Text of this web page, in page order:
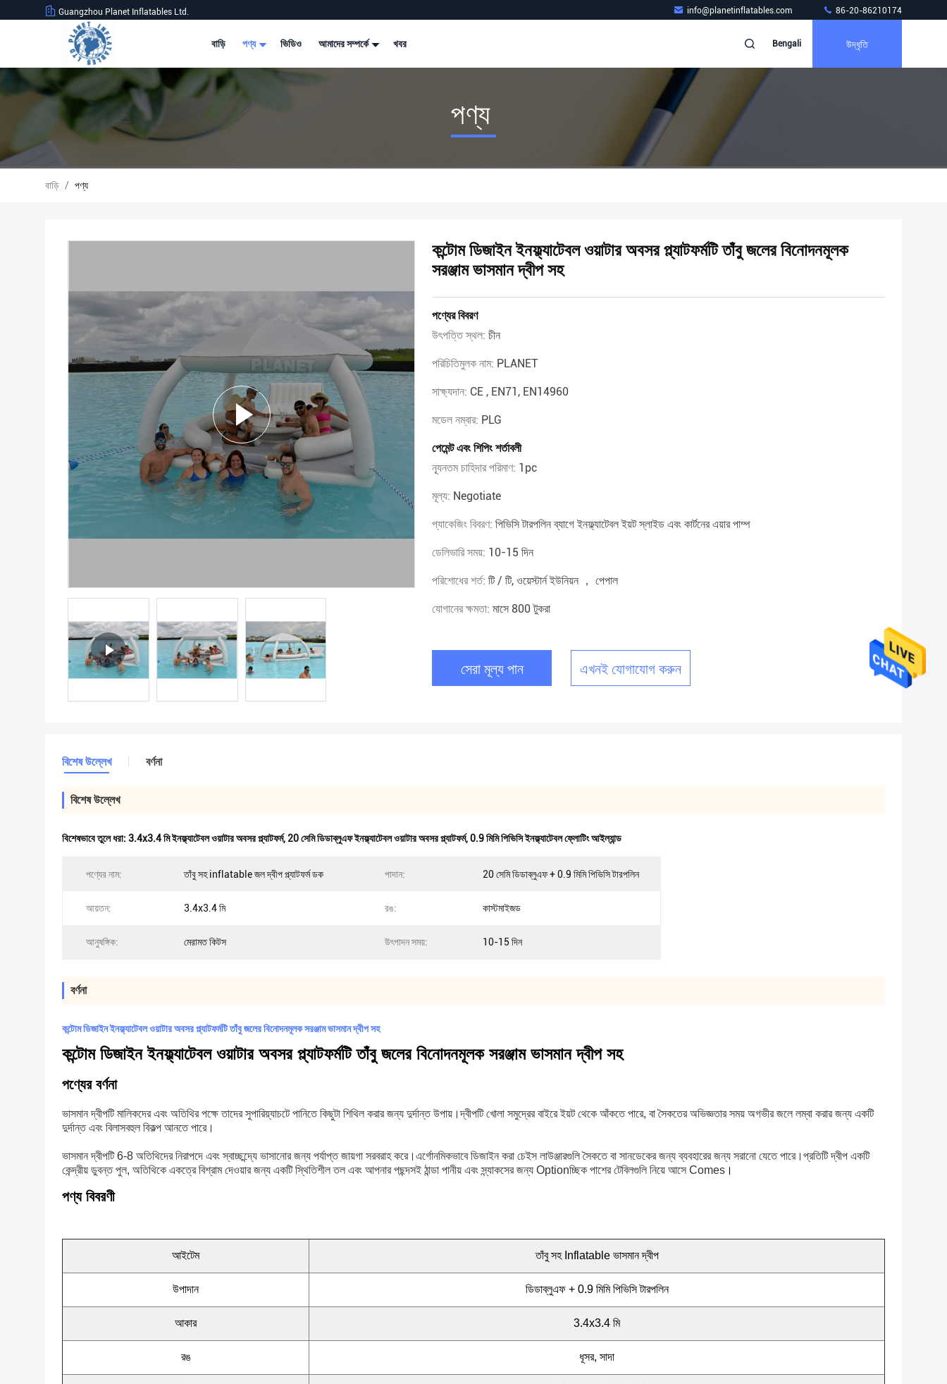
Guangzhou Planet Inflatables Ltd. info@planetinflatables.com 86-20-86210174
বাড়ি পণ্য ভিডিও আমাদের সম্পর্কে খবর Bengali উদ্ধৃতি
পণ্য
বাড়ি / পণ্য
কন্টোম ডিজাইন ইনফ্ল্যাটেবল ওয়াটার অবসর প্ল্যাটফর্মটি তাঁবু জলের বিনোদনমূলক
সরঞ্জাম ভাসমান দ্বীপ সহ
পণ্যের বিবরণ
উৎপত্তি স্থল: চীন
পরিচিতিমুলক নাম: PLANET
সাক্ষ্যদান: CE , EN71, EN14960
মডেল নম্বার: PLG
পেমেন্ট এবং শিপিং শর্তাবলী
ন্যূনতম চাহিদার পরিমাণ: 1pc
মূল্য: Negotiate
প্যাকেজিং বিবরণ: পিভিসি টারপলিন ব্যাগে ইনফ্ল্যাটেবল ইয়ট স্লাইড এবং কার্টনের এয়ার পাম্প
ডেলিভারি সময়: 10-15 দিন
পরিশোধের শর্ত: টি / টি, ওয়েস্টার্ন ইউনিয়ন ， পেপাল
যোগানের ক্ষমতা: মাসে 800 টুকরা
সেরা মূল্য পান এখনই যোগাযোগ করুন
বিশেষ উল্লেখ বর্ণনা
বিশেষ উল্লেখ
বিশেষভাবে তুলে ধরা: 3.4x3.4 মি ইনফ্ল্যাটেবল ওয়াটার অবসর প্ল্যাটফর্ম, 20 সেমি ডিডাব্লুএফ ইনফ্ল্যাটেবল ওয়াটার অবসর প্ল্যাটফর্ম,0.9 মিমি পিভিসি ইনফ্ল্যাটেবল ফ্লোটিং আইল্যান্ড
পণ্যের নাম: তাঁবু সহ inflatable জল দ্বীপ প্ল্যাটফর্ম ডক পাদান: 20 সেমি ডিডাব্লুএফ + 0.9 মিমি পিভিসি টারপলিন
আয়তন: 3.4x3.4 মি রঙ: কাস্টমাইজড
আনুষঙ্গিক: মেরামত কিটস উৎপাদন সময়: 10-15 দিন
বর্ণনা
কন্টোম ডিজাইন ইনফ্ল্যাটেবল ওয়াটার অবসর প্ল্যাটফর্মটি তাঁবু জলের বিনোদনমূলক সরঞ্জাম ভাসমান দ্বীপ সহ
কন্টোম ডিজাইন ইনফ্ল্যাটেবল ওয়াটার অবসর প্ল্যাটফর্মটি তাঁবু জলের বিনোদনমূলক সরঞ্জাম ভাসমান দ্বীপ সহ
পণ্যের বর্ণনা
ভাসমান দ্বীপটি মালিকদের এবং অতিথির পক্ষে তাদের সুপারিয়্যাচটে পানিতে কিছুটা শিথিল করার জন্য দুর্দান্ত উপায়।দ্বীপটি খোলা সমুদ্রের বাইরে ইয়ট থেকে আঁকতে পারে, বা সৈকতের অভিজ্ঞতার সময় অগভীর জলে লম্বা করার জন্য একটি
দুর্দান্ত এবং বিলাসবহুল বিকল্প আনতে পারে।
ভাসমান দ্বীপটি 6-8 অতিথিদের নিরাপদে এবং স্বাচ্ছন্দ্যে ভাসানোর জন্য পর্যাপ্ত জায়গা সরবরাহ করে।এর্গোনমিকভাবে ডিজাইন করা চেইস লাউঞ্জারগুলি সৈকতে বা সানডেকের জন্য ব্যবহারের জন্য সরানো যেতে পারে।প্রতিটি দ্বীপ একটি
কেন্দ্রীয় ডুবন্ত পুল, অতিথিকে একত্রে বিশ্রাম দেওয়ার জন্য একটি স্থিতিশীল তল এবং আপনার পছন্দসই ঠান্ডা পানীয় এবং স্ন্যাকসের জন্য Optionচ্ছিক পাশের টেবিলগুলি নিয়ে আসে Comes ।
পণ্য বিবরণী
আইটেম তাঁবু সহ Inflatable ভাসমান দ্বীপ
উপাদান ডিডাব্লুএফ + 0.9 মিমি পিভিসি টারপলিন
আকার 3.4x3.4 মি
রঙ ধূসর, সাদা